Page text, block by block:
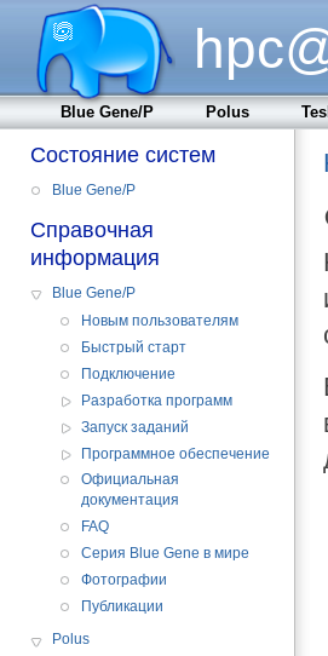
Blue Gene/P Polus
Состояние систем
Blue Gene/P
Справочная
информация
Blue Gene/P
Новым пользователям
Быстрый старт
Подключение
Разработка программ
Запуск заданий
Программное обеспечение
Официальная
документация
FAQ
Серия Blue Gene в мире
Фотографии
Публикации
Polus